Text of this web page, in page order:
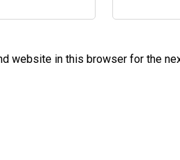
website in this browser for the